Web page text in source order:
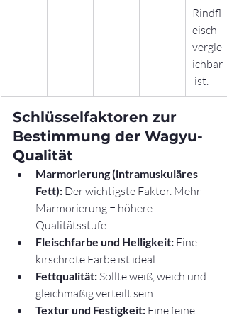
Rindfl
eisch
vergle
ichbar
ist.
Schlüsselfaktoren zur
Bestimmung der Wagyu-
Qualität
Marmorierung (intramuskuläres
Fett): Der wichtigste Faktor. Mehr
Marmorierung = höhere
Qualitätsstufe
Fleischfarbe und Helligkeit: Eine
kirschrote Farbe ist ideal
Fettqualität: Sollte weiß, weich und
gleichmäßig verteilt sein.
Textur und Festigkeit: Eine feine